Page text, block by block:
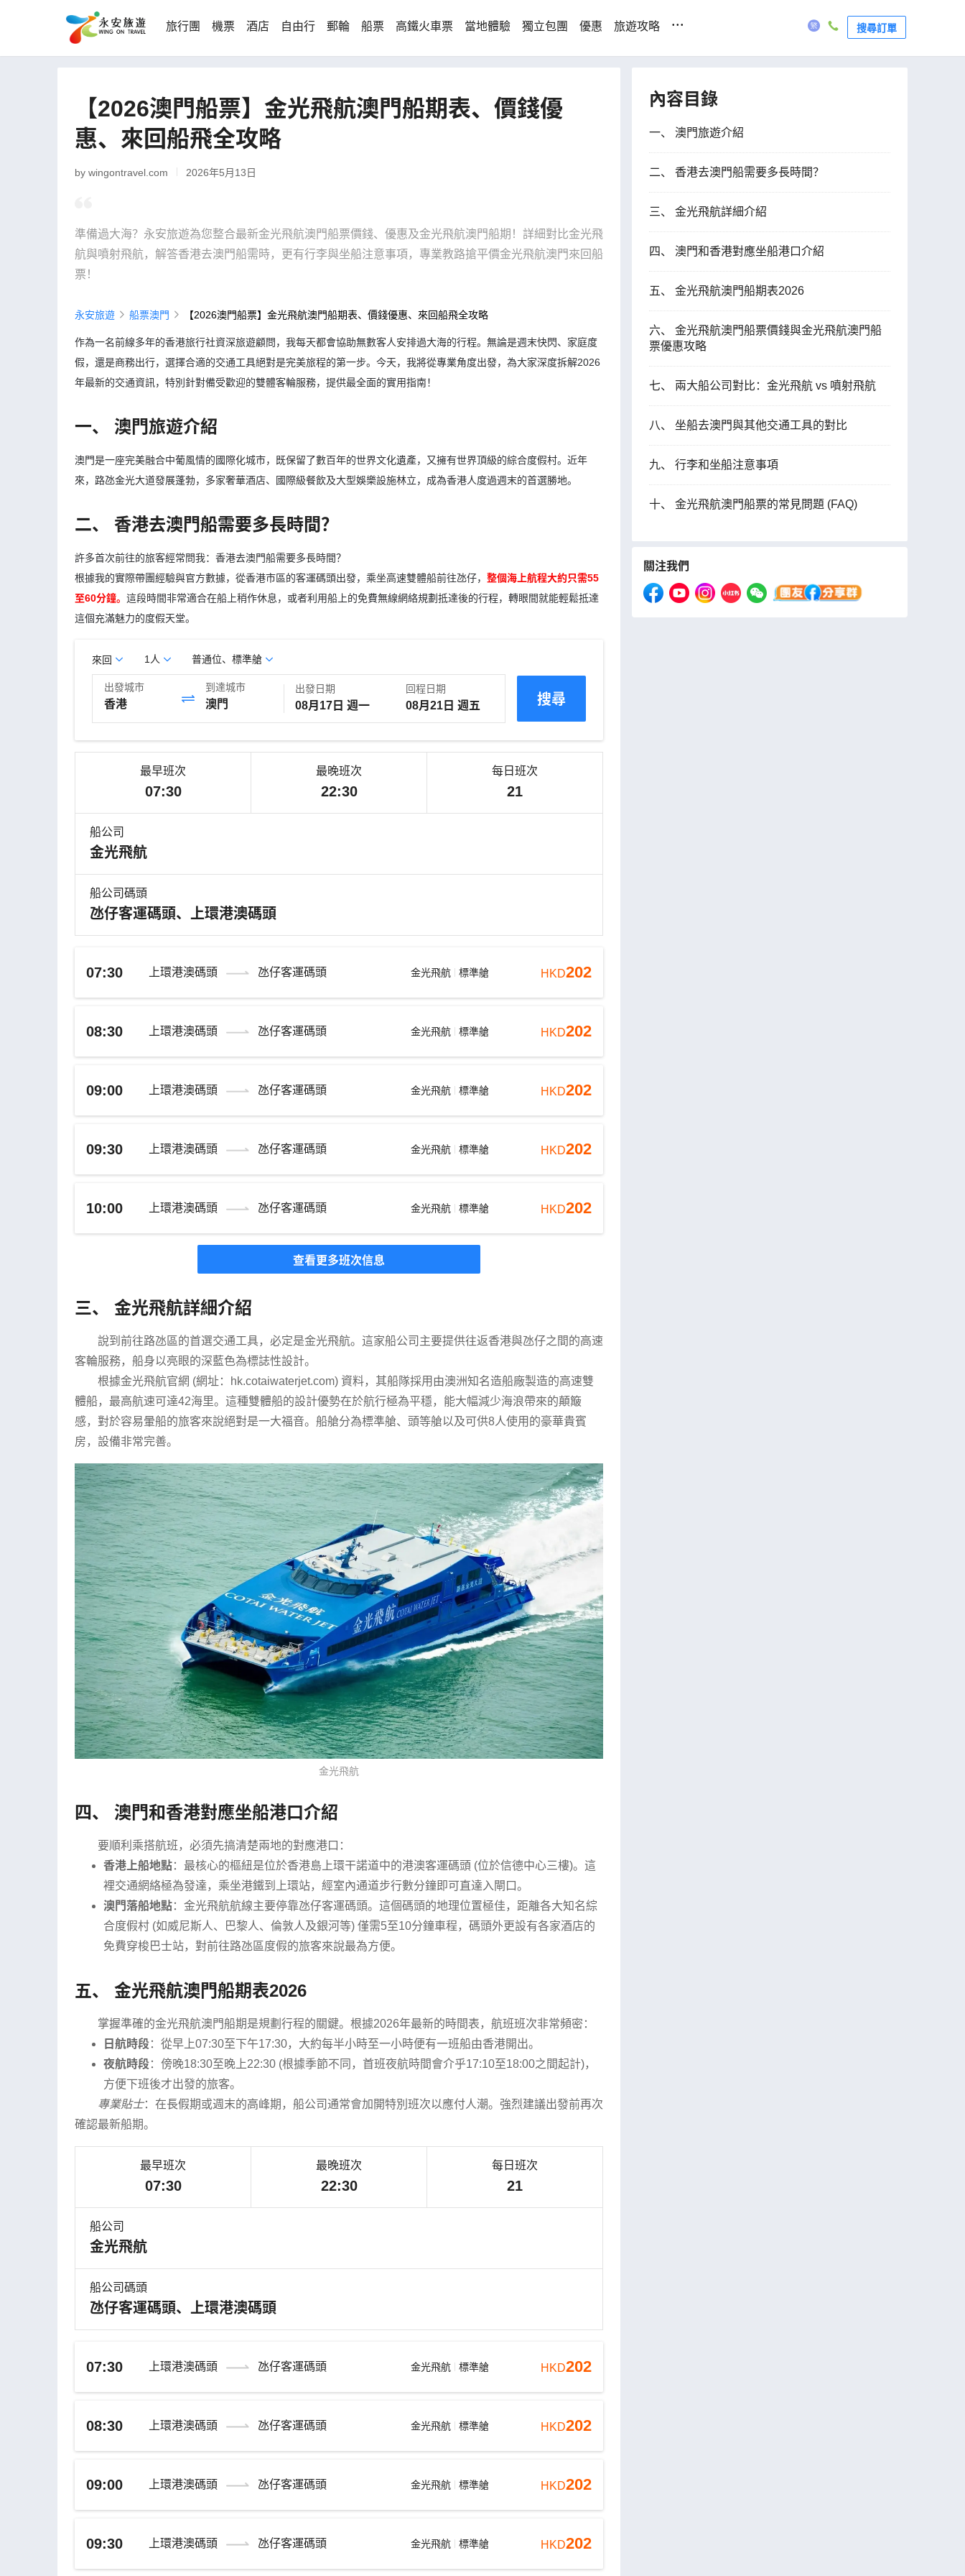
旅行團 機票 酒店 自由行 郵輪 船票 高鐵火車票 當地體驗 獨立包團 優惠 旅遊攻略 ... 搜尋訂單
【2026澳門船票】金光飛航澳門船期表、價錢優
惠、來回船飛全攻略
by wingontravel.com 2026年5月13日
準備過大海？永安旅遊為您整合最新金光飛航澳門船票價錢、優惠及金光飛航澳門船期！詳細對比金光飛
航與噴射飛航，解答香港去澳門船需時，更有行李與坐船注意事項，專業教路搶平價金光飛航澳門來回船
票！
永安旅遊 船票澳門 【2026澳門船票】金光飛航澳門船期表、價錢優惠、來回船飛全攻略
作為一名前線多年的香港旅行社資深旅遊顧問，我每天都會協助無數客人安排過大海的行程。無論是週末快閃、家庭度
假，還是商務出行，選擇合適的交通工具絕對是完美旅程的第一步。今天，我將從專業角度出發，為大家深度拆解2026
年最新的交通資訊，特別針對備受歡迎的雙體客輪服務，提供最全面的實用指南！
一、 澳門旅遊介紹
澳門是一座完美融合中葡風情的國際化城市，既保留了數百年的世界文化遺產，又擁有世界頂級的綜合度假村。近年
來，路氹金光大道發展蓬勃，多家奢華酒店、國際級餐飲及大型娛樂設施林立，成為香港人度過週末的首選勝地。
二、 香港去澳門船需要多長時間？
許多首次前往的旅客經常問我：香港去澳門船需要多長時間？
根據我的實際帶團經驗與官方數據，從香港市區的客運碼頭出發，乘坐高速雙體船前往氹仔， 整個海上航程大約只需55
至60分鐘。 這段時間非常適合在船上稍作休息，或者利用船上的免費無線網絡規劃抵達後的行程，轉眼間就能輕鬆抵達
這個充滿魅力的度假天堂。
來回
出發城市
香港
到達城市
澳門
出發日期 回程日期
1人 普通位、標準艙
搜尋
最早班次
07:30
最晚班次
22:30
每日班次
21
船公司
金光飛航
船公司碼頭
氹仔客運碼頭、上環港澳碼頭
07:30 上環港澳碼頭 氹仔客運碼頭 金光飛航 標準艙 HKD202
08:30 上環港澳碼頭 氹仔客運碼頭 金光飛航 標準艙 HKD202
09:00 上環港澳碼頭 氹仔客運碼頭 金光飛航 標準艙 HKD202
09:30 上環港澳碼頭 氹仔客運碼頭 金光飛航 標準艙 HKD202
10:00 上環港澳碼頭 氹仔客運碼頭 金光飛航 標準艙 HKD202
查看更多班次信息
三、 金光飛航詳細介紹
說到前往路氹區的首選交通工具，必定是金光飛航。這家船公司主要提供往返香港與氹仔之間的高速
客輪服務，船身以亮眼的深藍色為標誌性設計。
根據金光飛航官網 (網址：hk.cotaiwaterjet.com) 資料，其船隊採用由澳洲知名造船廠製造的高速雙
體船，最高航速可達42海里。這種雙體船的設計優勢在於航行極為平穩，能大幅減少海浪帶來的顛簸
感，對於容易暈船的旅客來說絕對是一大福音。船艙分為標準艙、頭等艙以及可供8人使用的豪華貴賓
房，設備非常完善。
金光飛航
四、 澳門和香港對應坐船港口介紹
要順利乘搭航班，必須先搞清楚兩地的對應港口：
香港上船地點：最核心的樞紐是位於香港島上環干諾道中的港澳客運碼頭 (位於信德中心三樓)。這
裡交通網絡極為發達，乘坐港鐵到上環站，經室內通道步行數分鐘即可直達入閘口。
澳門落船地點：金光飛航航線主要停靠氹仔客運碼頭。這個碼頭的地理位置極佳，距離各大知名綜
合度假村 (如威尼斯人、巴黎人、倫敦人及銀河等) 僅需5至10分鐘車程，碼頭外更設有各家酒店的
免費穿梭巴士站，對前往路氹區度假的旅客來說最為方便。
五、 金光飛航澳門船期表2026
掌握準確的金光飛航澳門船期是規劃行程的關鍵。根據2026年最新的時間表，航班班次非常頻密：
日航時段：從早上07:30至下午17:30，大約每半小時至一小時便有一班船由香港開出。
夜航時段：傍晚18:30至晚上22:30 (根據季節不同，首班夜航時間會介乎17:10至18:00之間起計)，
方便下班後才出發的旅客。
專業貼士：在長假期或週末的高峰期，船公司通常會加開特別班次以應付人潮。強烈建議出發前再次
確認最新船期。
最早班次
07:30
最晚班次
22:30
每日班次
21
船公司
金光飛航
船公司碼頭
氹仔客運碼頭、上環港澳碼頭
07:30 上環港澳碼頭 氹仔客運碼頭 金光飛航 標準艙 HKD202
08:30 上環港澳碼頭 氹仔客運碼頭 金光飛航 標準艙 HKD202
09:00 上環港澳碼頭 氹仔客運碼頭 金光飛航 標準艙 HKD202
09:30 上環港澳碼頭 氹仔客運碼頭 金光飛航 標準艙 HKD202
內容目錄
一、 澳門旅遊介紹
二、 香港去澳門船需要多長時間？
三、 金光飛航詳細介紹
四、 澳門和香港對應坐船港口介紹
五、 金光飛航澳門船期表2026
六、 金光飛航澳門船票價錢與金光飛航澳門船
票優惠攻略
七、 兩大船公司對比：金光飛航 vs 噴射飛航
八、 坐船去澳門與其他交通工具的對比
九、 行李和坐船注意事項
十、 金光飛航澳門船票的常見問題 (FAQ)
關注我們